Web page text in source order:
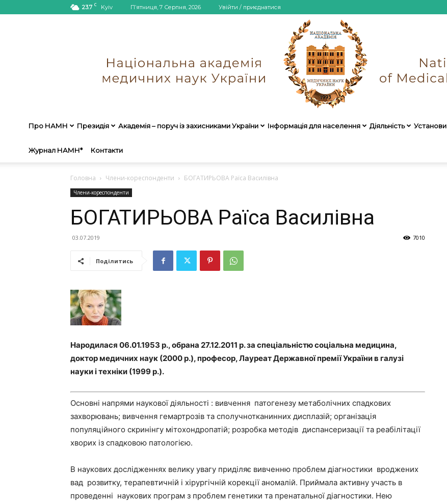
23.7 C Kyiv П’ятниця, 7 Серпня, 2026 Увійти / приєднатися
України
Про НАМН Президія Академія – поруч із захисниками України Інформація для населення Діяльність Установи
Журнал НАМН* Контакти
Головна Члени-кореспонденти БОГАТИРЬОВА Раїса Василівна
Члени-кореспонденти
БОГАТИРЬОВА Раїса Василівна
03.07.2019 7010
Поділитись
Народилася 06.01.1953 р., обрана 27.12.2011 р. за спеціальністю соціальна медицина,
доктор медичних наук (2000 р.), професор, Лауреат Державної премії України в галузі
науки і техніки (1999 р.).
Основні напрями наукової діяльності : вивчення патогенезу метаболічних спадкових
захворювань; вивчення гемартрозів та сполучнотканинних дисплазій; організація
популяційного скринінгу мітохондропатій; розробка методів диспансеризації та реабілітації
хворих із спадковою патологією.
В наукових дослідженнях велику увагу приділяє вивченню проблем діагностики вроджених
вад розвитку, терапевтичній і хірургічній корекції аномалій. Приймала активну участь в
проведенні наукових програм з проблем генетики та пренатальної діагностики. Нею